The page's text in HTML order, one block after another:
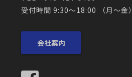
受付時間 9:30～18:00 （月〜金）
会社案内